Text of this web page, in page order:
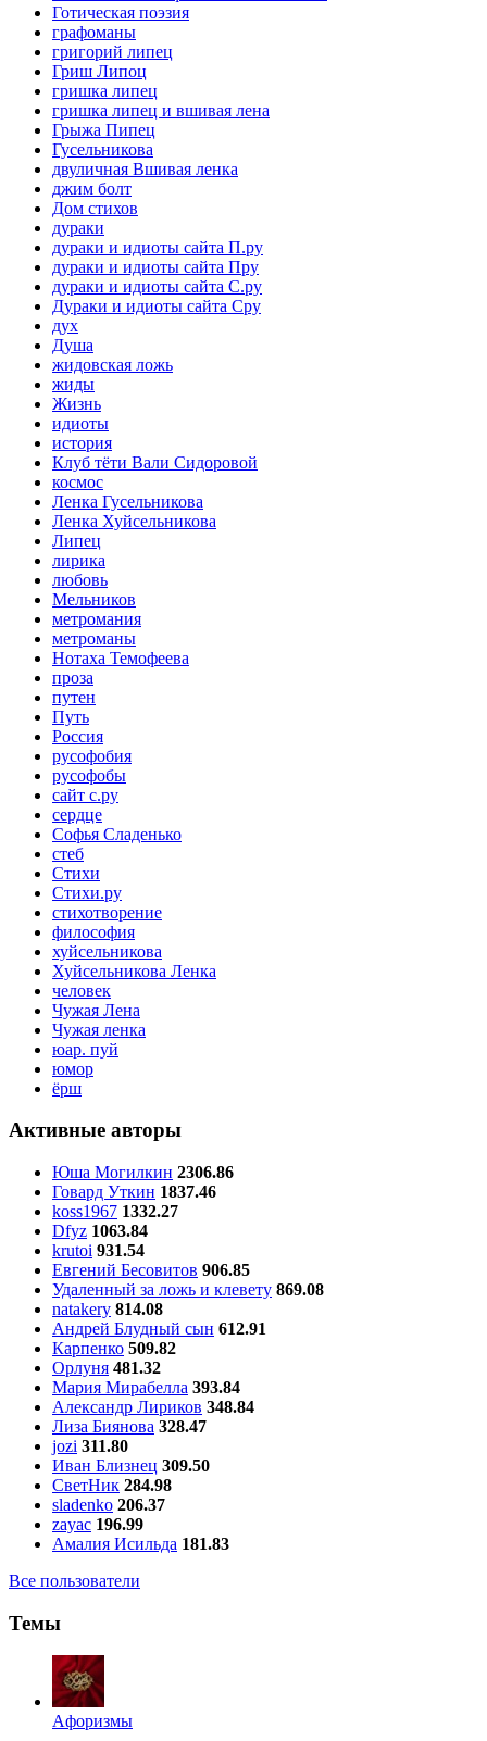
Готическая поэзия
графоманы
григорий липец
Гриш Липоц
гришка липец
гришка липец и вшивая лена
Грыжа Пипец
Гусельникова
двуличная Вшивая ленка
джим болт
Дом стихов
дураки
дураки и идиоты сайта П.ру
дураки и идиоты сайта Пру
дураки и идиоты сайта С.ру
Дураки и идиоты сайта Сру
дух
Душа
жидовская ложь
жиды
Жизнь
идиоты
история
Клуб тёти Вали Сидоровой
космос
Ленка Гусельникова
Ленка Хуйсельникова
Липец
лирика
любовь
Мельников
метромания
метроманы
Нотаха Темофеева
проза
путен
Путь
Россия
русофобия
русофобы
сайт с.ру
сердце
Софья Сладенько
стеб
Стихи
Стихи.ру
стихотворение
философия
хуйсельникова
Хуйсельникова Ленка
человек
Чужая Лена
Чужая ленка
юар. пуй
юмор
ёрш
Активные авторы
Юша Могилкин 2306.86
Говард Уткин 1837.46
koss1967 1332.27
Dfyz 1063.84
krutoi 931.54
Евгений Бесовитов 906.85
Удаленный за ложь и клевету 869.08
natakery 814.08
Андрей Блудный сын 612.91
Карпенко 509.82
Орлуня 481.32
Мария Мирабелла 393.84
Александр Лириков 348.84
Лиза Биянова 328.47
jozi 311.80
Иван Близнец 309.50
СветНик 284.98
sladenko 206.37
zayac 196.99
Амалия Исильда 181.83
Все пользователи
Темы
Aфоризмы